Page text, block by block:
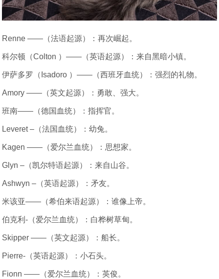
Renne ——（法语起源）：再次崛起。
科尔顿（Colton ）——（英语起源）：来自黑暗小镇。
伊萨多罗（Isadoro ）——（西班牙血统）：强烈的礼物。
Amory ——（英文起源）：勇敢、强大。
班南——（德国血统）：指挥官。
Leveret –（法国血统）：幼兔。
Kagen ——（爱尔兰血统）：思想家。
Glyn –（凯尔特语起源）：来自山谷。
Ashwyn –（英语起源）：矛友。
米该亚——（希伯来语起源）：谁像上帝。
伯克利-（爱尔兰血统）：白桦树草甸。
Skipper ——（英文起源）：船长。
Pierre-（英语起源）：小石头。
Fionn ——（爱尔兰血统）：英俊。